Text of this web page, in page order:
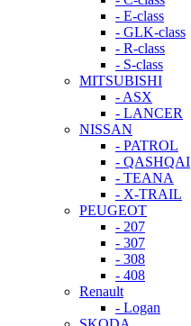
- E-class
- GLK-class
- R-class
- S-class
MITSUBISHI
- ASX
- LANCER
NISSAN
- PATROL
- QASHQAI
- TEANA
- X-TRAIL
PEUGEOT
- 207
- 307
- 308
- 408
Renault
- Logan